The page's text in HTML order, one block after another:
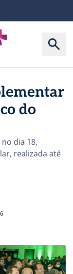
do
dia 18,
realizada até